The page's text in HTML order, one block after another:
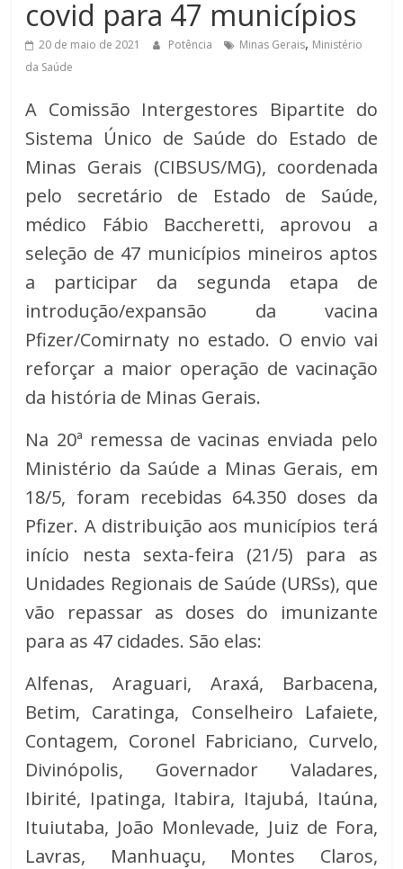
de
Minas
covid para 47 municípios
20 de maio de 2021 Potência Minas Gerais, Ministério
da Saúde
A Comissão Intergestores Bipartite do
Sistema Único de Saúde do Estado de
Minas Gerais (CIBSUS/MG), coordenada
pelo secretário de Estado de Saúde,
médico Fábio Baccheretti, aprovou a
seleção de 47 municípios mineiros aptos
a participar da segunda etapa de
introdução/expansão da vacina
Pfizer/Comirnaty no estado. O envio vai
reforçar a maior operação de vacinação
da história de Minas Gerais.
Na 20ª remessa de vacinas enviada pelo
Ministério da Saúde a Minas Gerais, em
18/5, foram recebidas 64.350 doses da
Pfizer. A distribuição aos municípios terá
início nesta sexta-feira (21/5) para as
Unidades Regionais de Saúde (URSs), que
vão repassar as doses do imunizante
para as 47 cidades. São elas:
Alfenas, Araguari, Araxá, Barbacena,
Betim, Caratinga, Conselheiro Lafaiete,
Contagem, Coronel Fabriciano, Curvelo,
Divinópolis, Governador Valadares,
Ibirité, Ipatinga, Itabira, Itajubá, Itaúna,
Ituiutaba, João Monlevade, Juiz de Fora,
Lavras, Manhuaçu, Montes Claros,